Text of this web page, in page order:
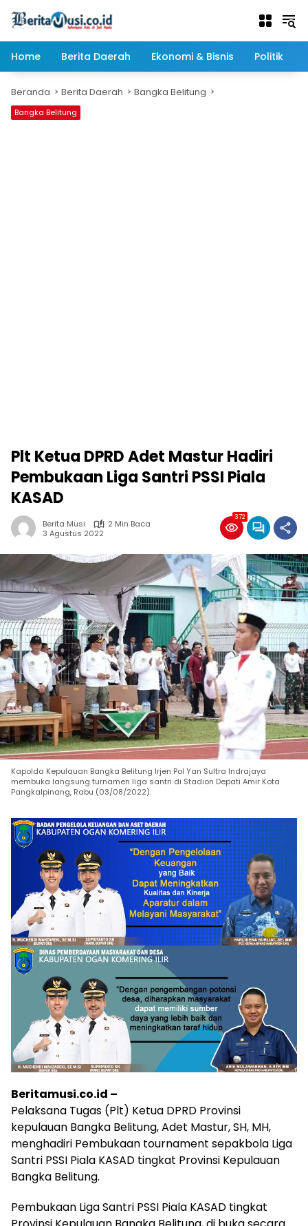
Home
Berita Daerah Ekonomi & Bisnis Politik
Beranda Berita Daerah Bangka Belitung
Bangka Belitung
Plt Ketua DPRD Adet Mastur Hadiri
Pembukaan Liga Santri PSSI Piala
KASAD
Berita Musi
2 Min Baca
3 Agustus 2022
372
Kapolda Kepulauan Bangka Belitung Irjen Pol Yan Sultra Indrajaya
membuka langsung turnamen liga santri di Stadion Depati Amir Kota
Pangkalpinang, Rabu (03/08/2022).
Beritamusi.co.id –
Pelaksana Tugas (Plt) Ketua DPRD Provinsi
kepulauan Bangka Belitung, Adet Mastur, SH, MH,
menghadiri Pembukaan tournament sepakbola Liga
Santri PSSI Piala KASAD tingkat Provinsi Kepulauan
Bangka Belitung.
Pembukaan Liga Santri PSSI Piala KASAD tingkat